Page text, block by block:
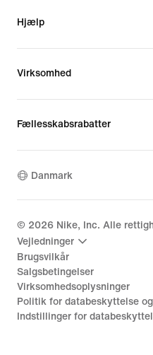
Hjælp
Virksomhed
Fællesskabsrabatter
Danmark
© 2026 Nike, Inc. Alle
Vejledninger
Brugsvilkår
Salgsbetingelser
Virksomhedsoplysninger
Politik for databeskyttelse
Indstillinger for